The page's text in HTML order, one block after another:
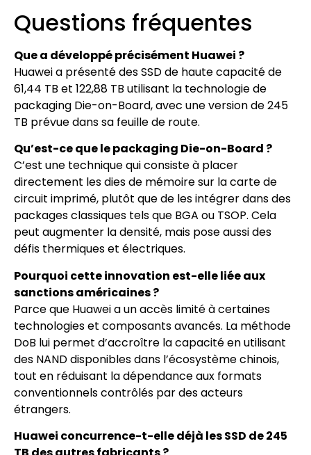
Questions fréquentes
Que a développé précisément Huawei ?
Huawei a présenté des SSD de haute capacité de
61,44 TB et 122,88 TB utilisant la technologie de
packaging Die-on-Board, avec une version de 245
TB prévue dans sa feuille de route.
Qu’est-ce que le packaging Die-on-Board ?
C’est une technique qui consiste à placer
directement les dies de mémoire sur la carte de
circuit imprimé, plutôt que de les intégrer dans des
packages classiques tels que BGA ou TSOP. Cela
peut augmenter la densité, mais pose aussi des
défis thermiques et électriques.
Pourquoi cette innovation est-elle liée aux
sanctions américaines ?
Parce que Huawei a un accès limité à certaines
technologies et composants avancés. La méthode
DoB lui permet d’accroître la capacité en utilisant
des NAND disponibles dans l’écosystème chinois,
tout en réduisant la dépendance aux formats
conventionnels contrôlés par des acteurs
étrangers.
Huawei concurrence-t-elle déjà les SSD de 245